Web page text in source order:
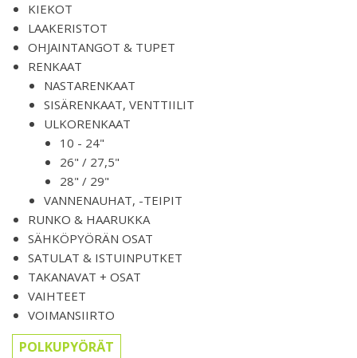
KIEKOT
LAAKERISTOT
OHJAINTANGOT & TUPET
RENKAAT
NASTARENKAAT
SISÄRENKAAT, VENTTIILIT
ULKORENKAAT
10 - 24"
26" / 27,5"
28" / 29"
VANNENAUHAT, -TEIPIT
RUNKO & HAARUKKA
SÄHKÖPYÖRÄN OSAT
SATULAT & ISTUINPUTKET
TAKANAVAT + OSAT
VAIHTEET
VOIMANSIIRTO
POLKUPYÖRÄT